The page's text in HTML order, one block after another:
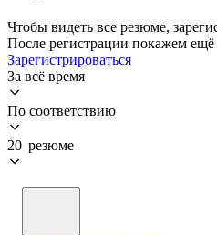
Чтобы видеть все резюме,
После регистрации покажем
Зарегистрироваться
За всё время
По соответствию
20 резюме